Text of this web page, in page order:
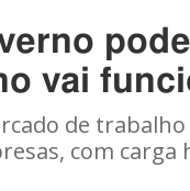
vai
de
com